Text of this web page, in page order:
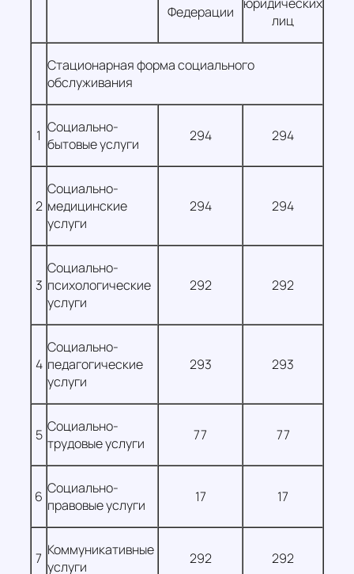
Федерации
лиц
Стационарная форма социального
обслуживания
1 Социально-
бытовые услуги
294 294
2
Социально-
медицинские
услуги
294 294
3
Социально-
психологические
услуги
292 292
4
Социально-
педагогические
услуги
293 293
5 Социально-
трудовые услуги
77 77
6 Социально-
правовые услуги
17 17
7 Коммуникативные
услуги
292 292